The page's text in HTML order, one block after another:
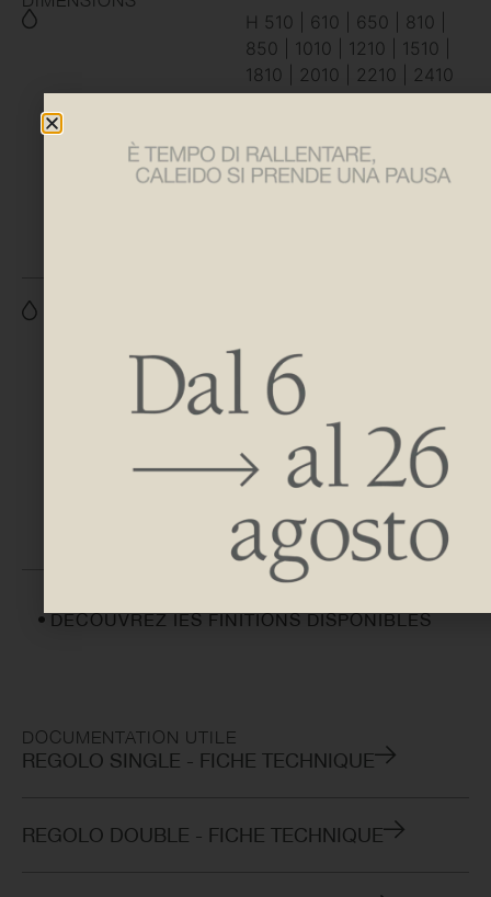
H 510 | 610 | 650 | 810 |
850 | 1010 | 1210 | 1510 |
1810 | 2010 | 2210 | 2410
365 | 405 | 445 | 485 |
525 | 565 | 605 | 645 |
1810 | 2010 | 2210 | 2410
L 231 | 271 | 311 | 351 |
391 | 431 | 471 | 511 | 551 |
591 | 631 | 671 | 711 | 751 |
831 | 911 | 991 | 1071 | 1151
| 1231 | 1311 | 1391 | 1471 |
1551
DÉCOUVREZ IES FINITIONS DISPONIBLES
DOCUMENTATION UTILE
REGOLO SINGLE - FICHE TECHNIQUE
REGOLO DOUBLE - FICHE TECHNIQUE